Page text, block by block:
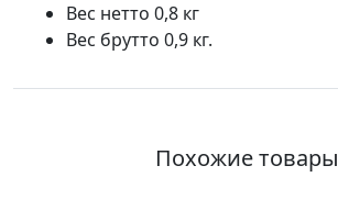
Вес нетто 0,8 кг
Вес брутто 0,9 кг.
Похожие товары